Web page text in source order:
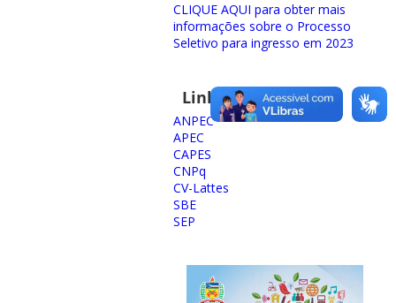
CLIQUE AQUI para obter mais
informações sobre o Processo
Seletivo para ingresso em 2023
Links importantes
ANPEC
APEC
CAPES
CNPq
CV-Lattes
SBE
SEP